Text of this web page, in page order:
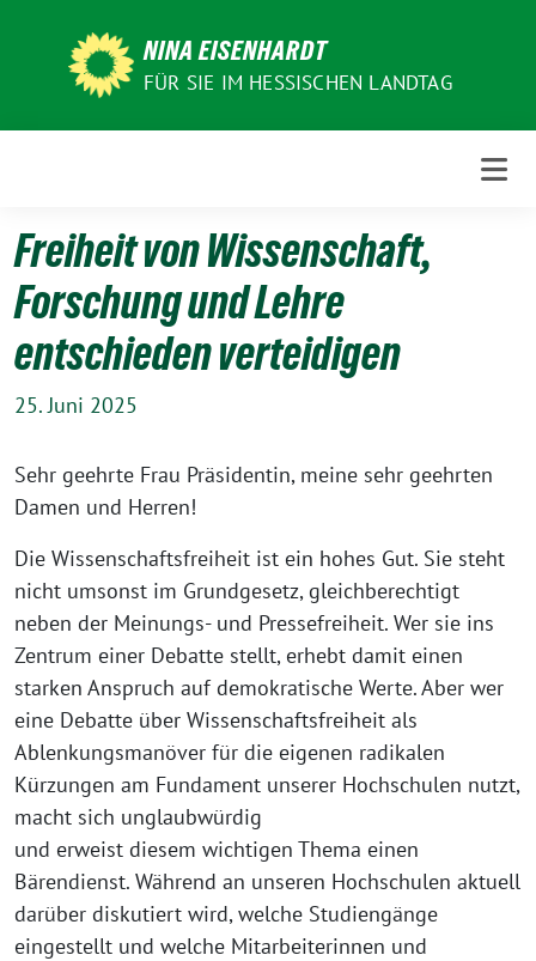
NINA EISENHARDT
FÜR SIE IM HESSISCHEN LANDTAG
Freiheit von Wissenschaft,
Forschung und Lehre
entschieden verteidigen
25. Juni 2025
Sehr geehrte Frau Präsidentin, meine sehr geehrten
Damen und Herren!
Die Wissenschaftsfreiheit ist ein hohes Gut. Sie steht
nicht umsonst im Grundgesetz, gleichberechtigt
neben der Meinungs- und Pressefreiheit. Wer sie ins
Zentrum einer Debatte stellt, erhebt damit einen
starken Anspruch auf demokratische Werte. Aber wer
eine Debatte über Wissenschaftsfreiheit als
Ablenkungsmanöver für die eigenen radikalen
Kürzungen am Fundament unserer Hochschulen nutzt,
macht sich unglaubwürdig
und erweist diesem wichtigen Thema einen
Bärendienst. Während an unseren Hochschulen aktuell
darüber diskutiert wird, welche Studiengänge
eingestellt und welche Mitarbeiterinnen und